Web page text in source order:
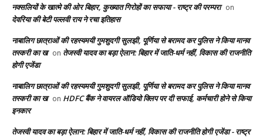
नक्सलियों के खात्मे की ओर बिहार, कुख्यात गिरोहों का सफाया - राष्ट्र की परम्परा on
देवरिया की बेटी पल्लवी राय ने रचा इतिहास
नाबालिग छात्राओं की रहस्यमयी गुमशुदगी सुलझी, पूर्णिया से बरामद कर पुलिस ने किया मानव
तस्करी का ख on तेजस्वी यादव का बड़ा ऐलान: बिहार में जाति-धर्म नहीं, विकास की राजनीति
होगी एजेंडा
नाबालिग छात्राओं की रहस्यमयी गुमशुदगी सुलझी, पूर्णिया से बरामद कर पुलिस ने किया मानव
तस्करी का ख on HDFC बैंक ने वायरल ऑडियो क्लिप पर दी सफाई, कर्मचारी होने से किया
इनकार
तेजस्वी यादव का बड़ा ऐलान: बिहार में जाति-धर्म नहीं, विकास की राजनीति होगी एजेंडा - राष्ट्र